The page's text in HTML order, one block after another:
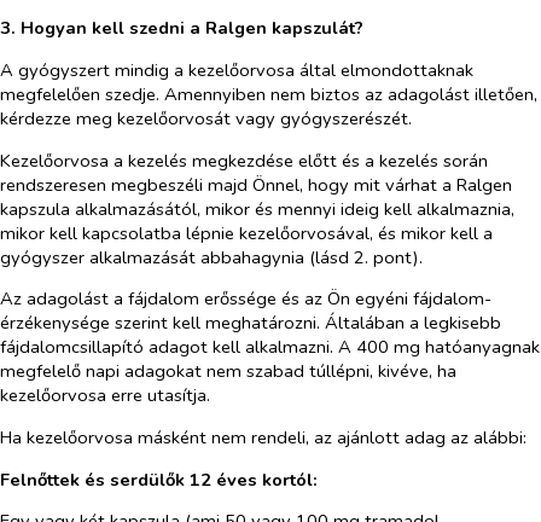
3. Hogyan kell szedni a Ralgen kapszulát?
A gyógyszert mindig a kezelőorvosa által elmondottaknak
megfelelően szedje. Amennyiben nem biztos az adagolást illetően,
kérdezze meg kezelőorvosát vagy gyógyszerészét.
Kezelőorvosa a kezelés megkezdése előtt és a kezelés során
rendszeresen megbeszéli majd Önnel, hogy mit várhat a Ralgen
kapszula alkalmazásától, mikor és mennyi ideig kell alkalmaznia,
mikor kell kapcsolatba lépnie kezelőorvosával, és mikor kell a
gyógyszer alkalmazását abbahagynia (lásd 2. pont).
Az adagolást a fájdalom erőssége és az Ön egyéni fájdalom-
érzékenysége szerint kell meghatározni. Általában a legkisebb
fájdalomcsillapító adagot kell alkalmazni. A 400 mg hatóanyagnak
megfelelő napi adagokat nem szabad túllépni, kivéve, ha
kezelőorvosa erre utasítja.
Ha kezelőorvosa másként nem rendeli, az ajánlott adag az alábbi:
Felnőttek és serdülők 12 éves kortól: